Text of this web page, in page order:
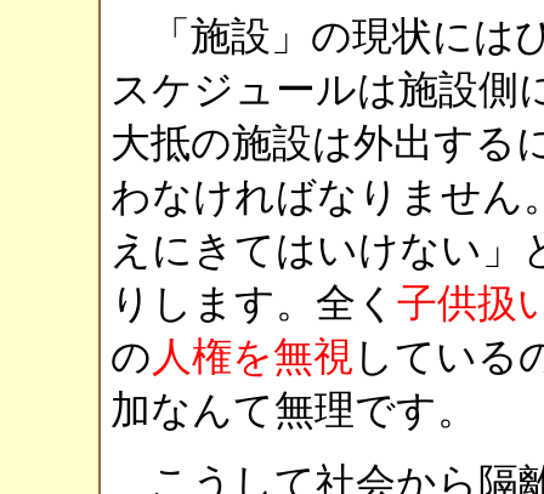
「施設」の現状には
スケジュールは施設側
大抵の施設は外出する
わなければなりません
えにきてはいけない」
りします。全く 子供扱
の 人権を無視 している
加なんて無理です。
こうして社会から隔